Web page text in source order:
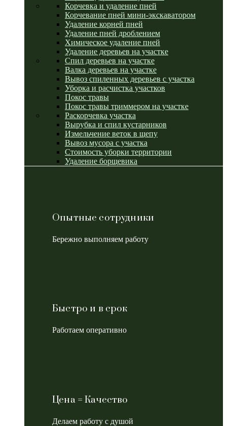
Корчевка и удаление пней
Корчевание пней мини-экскаватором
Удаление корней пней
Удаление пней дроблением
Химическое удаление пней
Удаление деревьев на участке
Спил деревьев на участке
Валка деревьев на участке
Вывоз спиленных деревьев с участка
Уборка и расчистка участков
Покос травы
Покос травы триммером на участке
Раскорчевка участка
Вырубка и спил кустарников
Измельчение веток в щепу
Вывоз мусора с участка
Стоимость уборки территории
Удаление борщевика
Опытные сотрудники
Бережно выполняем работу
Быстро и в срок
Работаем оперативно
Цена = Качество
Делаем работу с душой